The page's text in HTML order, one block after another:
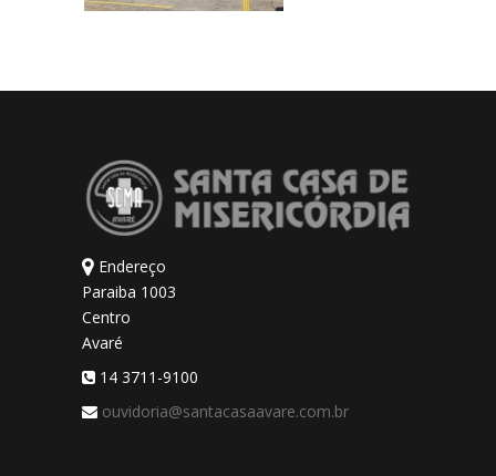
Endereço
Paraiba 1003
Centro
Avaré
14 3711-9100
ouvidoria@santacasaavare.com.br